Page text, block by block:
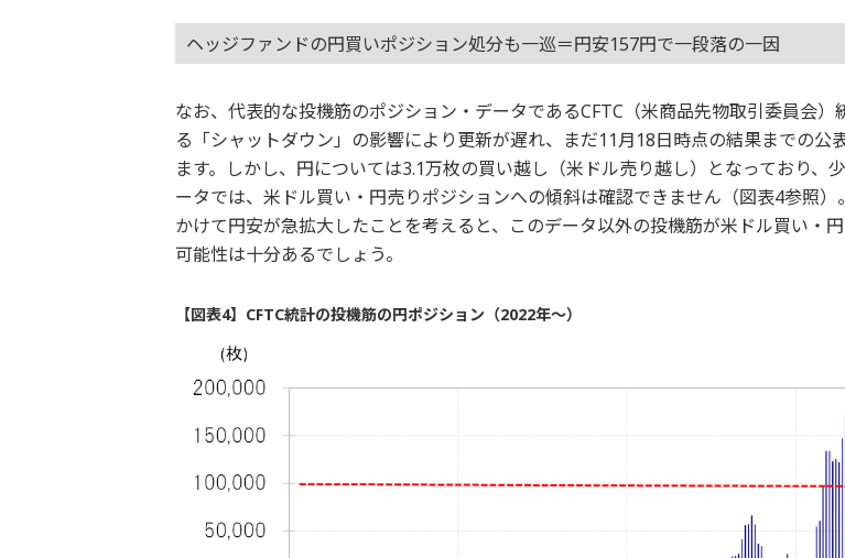
ヘッジファンドの円買いポジション処分も一巡＝円安157円で一段落の一因
なお、代表的な投機筋のポジション・データであるCFTC（米商品先物取引委員会）
る「シャットダウン」の影響により更新が遅れ、まだ11月18日時点の結果までの公
ます。しかし、円については3.1万枚の買い越し（米ドル売り越し）となっており、
ータでは、米ドル買い・円売りポジションへの傾斜は確認できません（図表4参照）
かけて円安が急拡大したことを考えると、このデータ以外の投機筋が米ドル買い・
可能性は十分あるでしょう。
【図表4】CFTC統計の投機筋の円ポジション（2022年～）